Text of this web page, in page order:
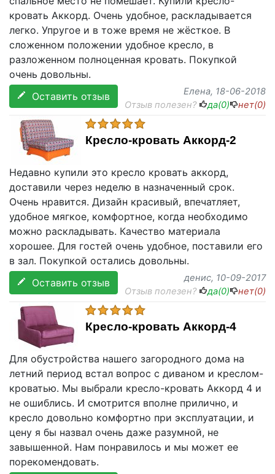
кровать Аккорд. Очень удобное, раскладывается
легко. Упругое и в тоже время не жёсткое. В
сложенном положении удобное кресло, в
разложенном полноценная кровать. Покупкой
очень довольны.
Оставить отзыв
Елена, 18-06-2018
Отзыв полезен?
да(0) нет(0)
Кресло-кровать Аккорд-2
Недавно купили это кресло кровать аккорд,
доставили через неделю в назначенный срок.
Очень нравится. Дизайн красивый, впечатляет,
удобное мягкое, комфортное, когда необходимо
можно раскладывать. Качество материала
хорошее. Для гостей очень удобное, поставили его
в зал. Покупкой остались довольны.
Оставить отзыв
денис, 10-09-2017
Отзыв полезен?
да(0) нет(0)
Кресло-кровать Аккорд-4
Для обустройства нашего загородного дома на
летний период встал вопрос с диваном и креслом-
кроватью. Мы выбрали кресло-кровать Аккорд 4 и
не ошиблись. И смотрится вполне прилично, и
кресло довольно комфортно при эксплуатации, и
цену я бы назвал очень даже разумной, не
завышенной. Нам понравилось и мы может ее
порекомендовать.